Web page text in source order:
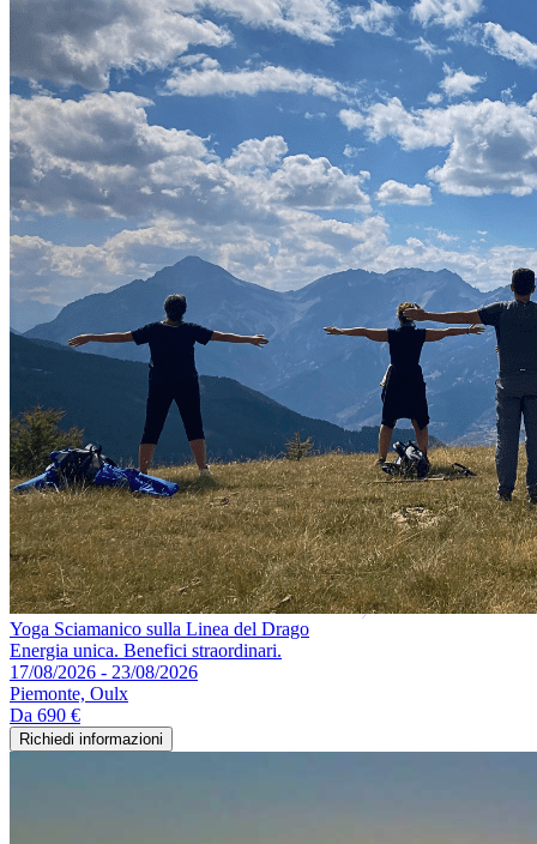
Yoga Sciamanico sulla Linea del Drago
Energia unica. Benefici straordinari.
17/08/2026 - 23/08/2026
Piemonte, Oulx
Da 690 €
Richiedi informazioni